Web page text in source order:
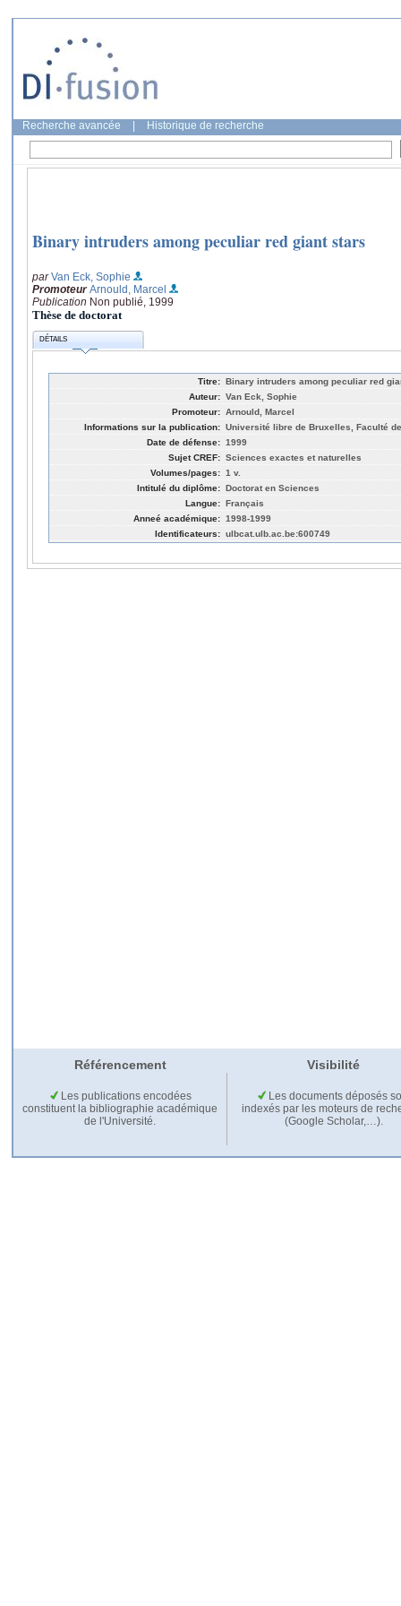
Recherche avancée Historique de recherche
Binary intruders among peculiar red giant stars
parVan Eck, Sophie
Promoteur Arnould, Marcel
Publication Non publié, 1999
Thèse de doctorat
DÉTAILS
Titre: Binary intruders among peculiar red
Auteur: Van Eck, Sophie
Promoteur: Arnould, Marcel
Informations sur la publication: Université libre de Bruxelles, Faculté
Date de défense: 1999
Sujet CREF: Sciences exactes et naturelles
Volumes/pages: 1 v.
Intitulé du diplôme: Doctorat en Sciences
Langue: Français
Anneé académique: 1998-1999
Identificateurs: ulbcat.ulb.ac.be:600749
Référencement Visibilité
Les publications encodées
constituent la bibliographie académique
de l'Université.
Les documents déposés
indexés par les moteurs de
(Google Scholar,…).